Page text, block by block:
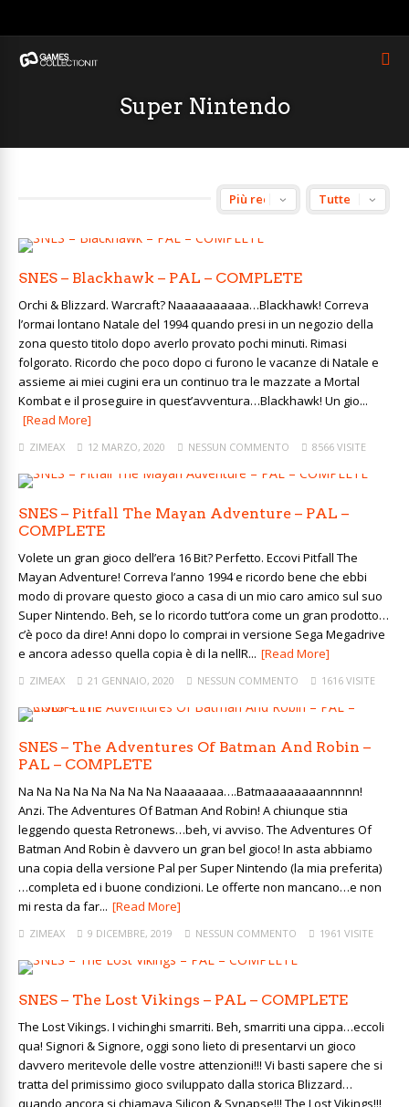
Super Nintendo
SNES – Blackhawk – PAL – COMPLETE
Orchi & Blizzard. Warcraft? Naaaaaaaaaa…Blackhawk! Correva
l’ormai lontano Natale del 1994 quando presi in un negozio della
zona questo titolo dopo averlo provato pochi minuti. Rimasi
folgorato. Ricordo che poco dopo ci furono le vacanze di Natale e
assieme ai miei cugini era un continuo tra le mazzate a Mortal
Kombat e il proseguire in quest’avventura…Blackhawk! Un gio...
[Read More]
ZIMEAX 12 MARZO, 2020 NESSUN COMMENTO 8566 VISITE
SNES – Pitfall The Mayan Adventure – PAL –
COMPLETE
Volete un gran gioco dell’era 16 Bit? Perfetto. Eccovi Pitfall The
Mayan Adventure! Correva l’anno 1994 e ricordo bene che ebbi
modo di provare questo gioco a casa di un mio caro amico sul suo
Super Nintendo. Beh, se lo ricordo tutt’ora come un gran prodotto…
c’è poco da dire! Anni dopo lo comprai in versione Sega Megadrive
e ancora adesso quella copia è di la nellR... [Read More]
ZIMEAX 21 GENNAIO, 2020 NESSUN COMMENTO 1616 VISITE
SNES – The Adventures Of Batman And Robin –
PAL – COMPLETE
Na Na Na Na Na Na Na Na Naaaaaaa….Batmaaaaaaaannnnn!
Anzi. The Adventures Of Batman And Robin! A chiunque stia
leggendo questa Retronews…beh, vi avviso. The Adventures Of
Batman And Robin è davvero un gran bel gioco! In asta abbiamo
una copia della versione Pal per Super Nintendo (la mia preferita)
…completa ed i buone condizioni. Le offerte non mancano…e non
mi resta da far... [Read More]
ZIMEAX 9 DICEMBRE, 2019 NESSUN COMMENTO 1961 VISITE
SNES – The Lost Vikings – PAL – COMPLETE
The Lost Vikings. I vichinghi smarriti. Beh, smarriti una cippa…eccoli
qua! Signori & Signore, oggi sono lieto di presentarvi un gioco
davvero meritevole delle vostre attenzioni!!! Vi basti sapere che si
tratta del primissimo gioco sviluppato dalla storica Blizzard…
quando ancora si chiamava Silicon & Synapse!!! The Lost Vikings!!!